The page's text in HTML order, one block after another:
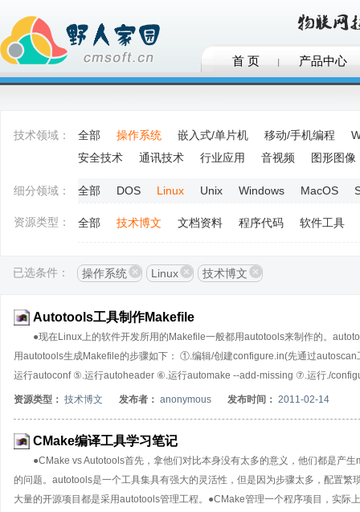
首 页 产品中心
技术领域： 全部 操作系统 嵌入式/单片机 移动/手机编程
安全技术
通讯技术 行业应用 音视频 图形图像
细分领域： 全部 DOS Linux Unix Windows MacOS
资源类型： 全部 技术博文 文档资料 程序代码 软件工具
已选条件： 操作系统 Linux 技术博文
Autotools工具制作Makefile
●现在Linux上的软件开发所用的Makefile一般都用autotools来制作的。
用autotools生成Makefile的步骤如下： ①.编辑/创建configure.in(先通过
运行autoconf ⑤.运行autoheader ⑥.运行automake --add-missing ⑦.运行./
模板文件，用户要将其更名为configure.in(或configure.ac)才能被autoconf识别
资源类型： 技术博文 发布者： anonymous 发布时间： 2011-02-14
CMake编译工具学习笔记
●CMake vs Autotools首先，拿他们对比本身没有太多的意义，他们都是产
的问题。autotools是一个工具集具有强大的灵活性，但是因为步骤太多，配置
大量的开源项目都是采用autotools管理工程。●CMake管理一个程序项目，实际